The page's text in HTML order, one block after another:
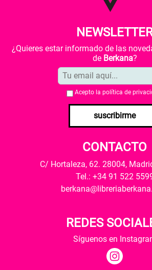
¿Quieres estar informado de las
de Berkana?
Acepto la política de
suscribirme
CONTACTO
C/ Hortaleza, 62. 28004,
Tel.: +34 91 522
REDES
Síguenos en